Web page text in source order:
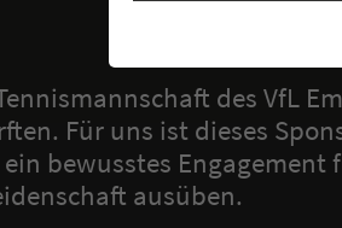
des VfL
Für uns ist dieses
bewusstes Engagement
ausüben.